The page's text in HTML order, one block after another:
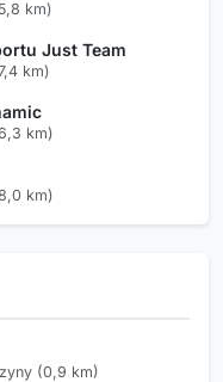
km)
Just Team
km)
km)
km)
(0,9 km)